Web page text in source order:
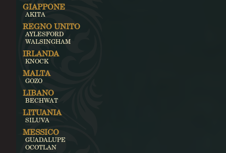
GIAPPONE
AKITA
REGNO UNITO
AYLESFORD
WALSINGHAM
IRLANDA
KNOCK
MALTA
GOZO
LIBANO
BECHWAT
LITUANIA
SILUVA
MESSICO
GUADALUPE
OCOTLAN